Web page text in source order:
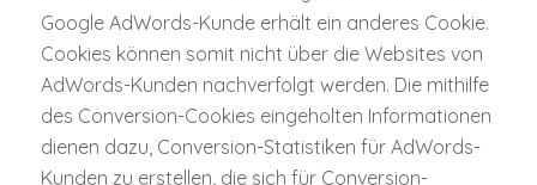
Google AdWords-Kunde erhält ein anderes Cookie.
Cookies können somit nicht über die Websites von
AdWords-Kunden nachverfolgt werden. Die mithilfe
des Conversion-Cookies eingeholten Informationen
dienen dazu, Conversion-Statistiken für AdWords-
Kunden zu erstellen, die sich für Conversion-